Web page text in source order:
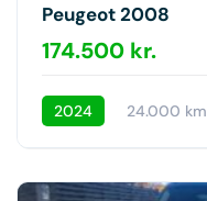
Peugeot 2008
174.500 kr.
2024 24.000 km